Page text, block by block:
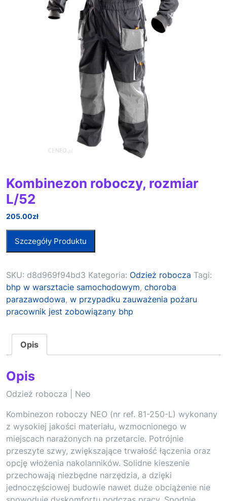
Kombinezon roboczy, rozmiar
L/52
205.00zł
Szczegóły Produktu
SKU: d8d969f94bd3 Kategoria: Odzież robocza Tagi:
bhp w warsztacie samochodowym, choroba
parazawodowa, w przypadku zauważenia pożaru
pracownik jest zobowiązany bhp
Opis
Opis
Odzież robocza | Neo
Kombinezon roboczy NEO (nr ref. 81-250-L) wykonany
z wysokiej jakości materiału, wzmocnionego w
miejscach narażonych na przetarcie. Potrójnie
przeszyte szwy, zwiększające trwałość łączenia oraz
opcję włożenia nakolanników. Solidne kieszenie
przechowają niezbędne narzędzia, a dzięki
jednoczęściowej budowie nawet duże obciążenie nie